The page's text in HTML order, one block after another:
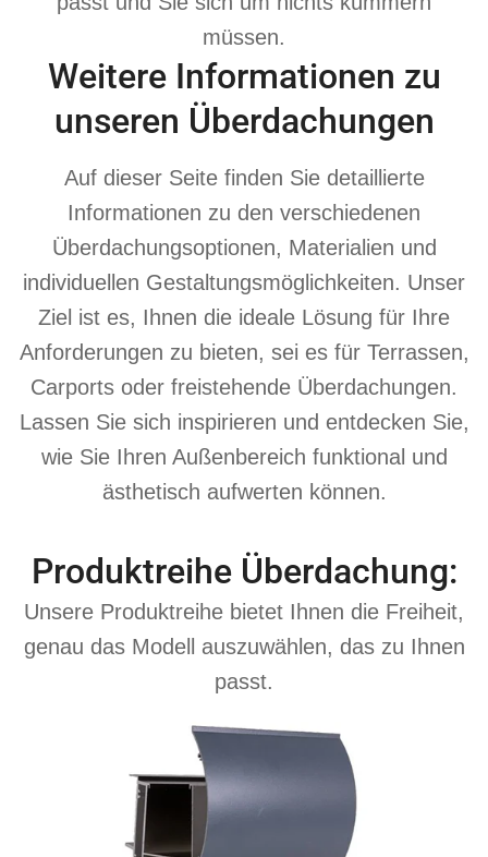
müssen.
Weitere Informationen zu
unseren Überdachungen
Auf dieser Seite finden Sie detaillierte
Informationen zu den verschiedenen
Überdachungsoptionen, Materialien und
individuellen Gestaltungsmöglichkeiten. Unser
Ziel ist es, Ihnen die ideale Lösung für Ihre
Anforderungen zu bieten, sei es für Terrassen,
Carports oder freistehende Überdachungen.
Lassen Sie sich inspirieren und entdecken Sie,
wie Sie Ihren Außenbereich funktional und
ästhetisch aufwerten können.
Produktreihe Überdachung:
Unsere Produktreihe bietet Ihnen die Freiheit,
genau das Modell auszuwählen, das zu Ihnen
passt.